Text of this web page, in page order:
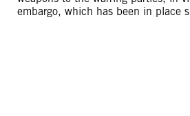
embargo, which has been in place